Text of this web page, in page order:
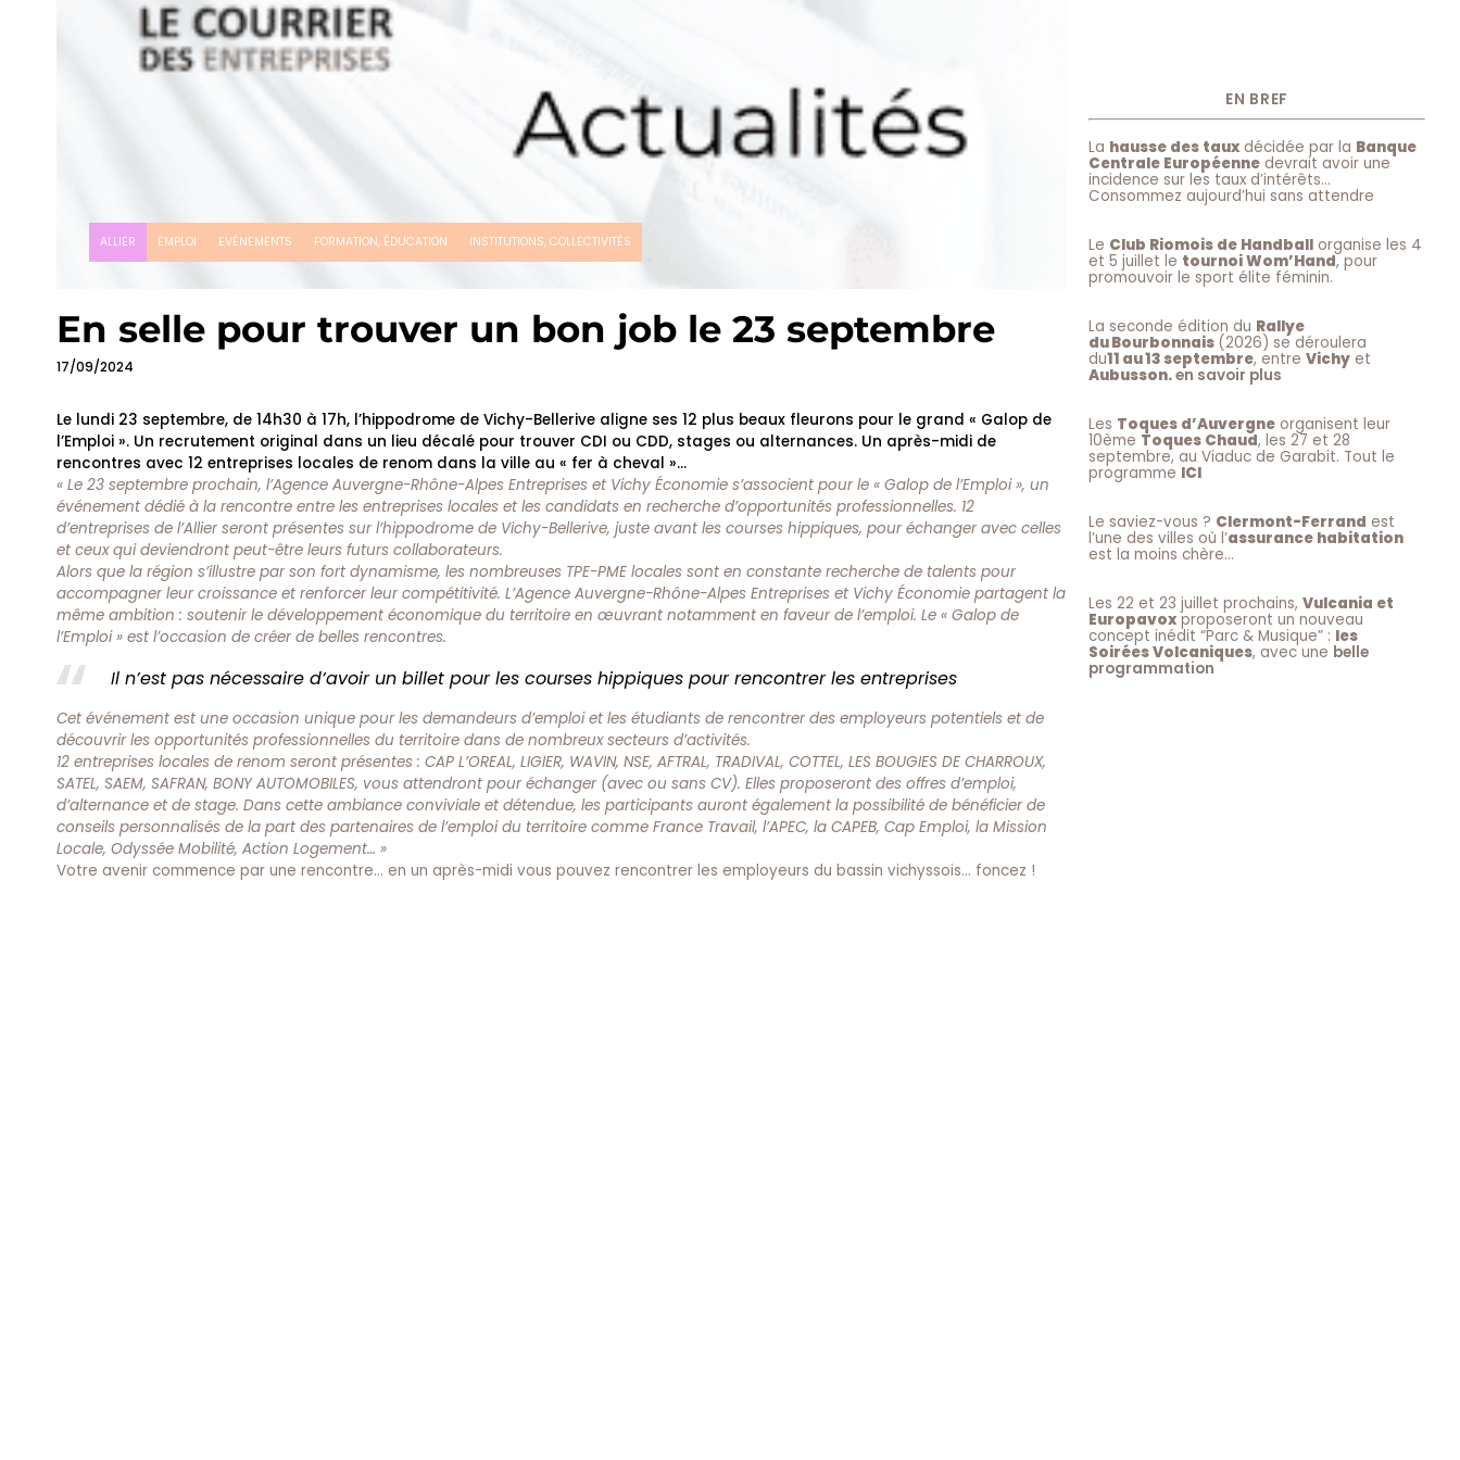
ALLIER EMPLOI EVÉNEMENTS FORMATION, ÉDUCATION INSTITUTIONS, COLLECTIVITÉS
En selle pour trouver un bon job le 23 septembre
17/09/2024
Le lundi 23 septembre, de 14h30 à 17h, l’hippodrome de Vichy-Bellerive aligne ses 12 plus beaux fleurons pour le grand « Galop de
l’Emploi ». Un recrutement original dans un lieu décalé pour trouver CDI ou CDD, stages ou alternances. Un après-midi de
rencontres avec 12 entreprises locales de renom dans la ville au « fer à cheval »…
« Le 23 septembre prochain, l’Agence Auvergne-Rhône-Alpes Entreprises et Vichy Économie s’associent pour le « Galop de l’Emploi », un
événement dédié à la rencontre entre les entreprises locales et les candidats en recherche d’opportunités professionnelles. 12
d’entreprises de l’Allier seront présentes sur l’hippodrome de Vichy-Bellerive, juste avant les courses hippiques, pour échanger avec celles
et ceux qui deviendront peut-être leurs futurs collaborateurs.
Alors que la région s’illustre par son fort dynamisme, les nombreuses TPE-PME locales sont en constante recherche de talents pour
accompagner leur croissance et renforcer leur compétitivité. L’Agence Auvergne-Rhône-Alpes Entreprises et Vichy Économie partagent la
même ambition : soutenir le développement économique du territoire en œuvrant notamment en faveur de l’emploi. Le « Galop de
l’Emploi » est l’occasion de créer de belles rencontres.
Il n’est pas nécessaire d’avoir un billet pour les courses hippiques pour rencontrer les entreprises
Cet événement est une occasion unique pour les demandeurs d’emploi et les étudiants de rencontrer des employeurs potentiels et de
découvrir les opportunités professionnelles du territoire dans de nombreux secteurs d’activités.
12 entreprises locales de renom seront présentes : CAP L’OREAL, LIGIER, WAVIN, NSE, AFTRAL, TRADIVAL, COTTEL, LES BOUGIES DE CHARROUX,
SATEL, SAEM, SAFRAN, BONY AUTOMOBILES, vous attendront pour échanger (avec ou sans CV). Elles proposeront des offres d’emploi,
d’alternance et de stage. Dans cette ambiance conviviale et détendue, les participants auront également la possibilité de bénéficier de
conseils personnalisés de la part des partenaires de l’emploi du territoire comme France Travail, l’APEC, la CAPEB, Cap Emploi, la Mission
Locale, Odyssée Mobilité, Action Logement… »
Votre avenir commence par une rencontre… en un après-midi vous pouvez rencontrer les employeurs du bassin vichyssois… foncez !
EN BREF
La hausse des taux décidée par la Banque
Centrale Européenne devrait avoir une
incidence sur les taux d’intérêts…
Consommez aujourd’hui sans attendre
Le Club Riomois de Handball organise les 4
et 5 juillet le tournoi Wom’Hand, pour
promouvoir le sport élite féminin.
La seconde édition du Rallye
du Bourbonnais (2026) se déroulera
du11 au 13 septembre, entre Vichy et
Aubusson.en savoir plus
Les Toques d’Auvergne organisent leur
10ème Toques Chaud, les 27 et 28
septembre, au Viaduc de Garabit. Tout le
programme ICI
Le saviez-vous ? Clermont-Ferrand est
l’une des villes où l’assurance habitation
est la moins chère…
Les 22 et 23 juillet prochains, Vulcania et
Europavox proposeront un nouveau
concept inédit “Parc & Musique” : les
Soirées Volcaniques, avec une belle
programmation